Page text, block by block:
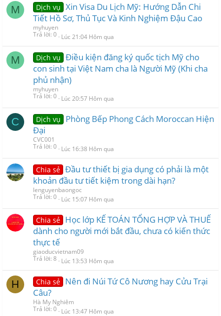
M Dịch vụ Xin Visa Du Lịch Mỹ: Hướng Dẫn Chi
Tiết Hồ Sơ, Thủ Tục Và Kinh Nghiệm Đậu Cao
myhuyen
Trả lời 0 Lúc 21:04 Hôm qua
M Dịch vụ Điều kiện đăng ký quốc tịch Mỹ cho
con sinh tại Việt Nam cha là Người Mỹ (Khi cha
phủ nhận)
myhuyen
Trả lời 0 Lúc 20:57 Hôm qua
C Dịch vụ
Phòng Bếp Phong Cách Moroccan Hiện
Đại
CVC001
Trả lời 0 Lúc 16:38 Hôm qua
Chia sẻ Đầu tư thiết bị gia dụng có phải là một
khoản đầu tư tiết kiệm trong dài hạn?
lenguyenbaongoc
Trả lời 0 Lúc 15:07 Hôm qua
Chia sẻ Học lớp KẾ TOÁN TỔNG HỢP VÀ THUẾ
dành cho người mới bắt đầu, chưa có kiến thức
thực tế
giaoducvietnam09
Trả lời 8 Lúc 13:53 Hôm qua
H Chia sẻ Nên đi Núi Tứ Cô Nương hay Cửu Trại
Câu?
Hà My Nghiêm
Trả lời 0 Lúc 13:47 Hôm qua